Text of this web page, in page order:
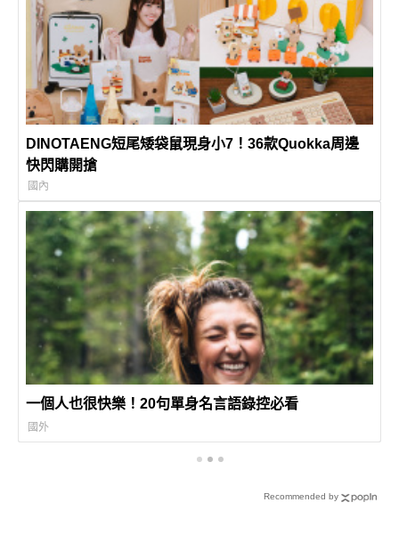
DINOTAENG短尾矮袋鼠現身小7！36款Quokka周邊
快閃購開搶
國內
一個人也很快樂！20句單身名言語錄控必看
國外
Recommended by